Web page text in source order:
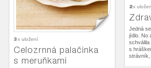
2x
Jedná
jídlo. No
schválila
s
strávník,
3x uložení
Celozrnná palačinka
s meruňkami